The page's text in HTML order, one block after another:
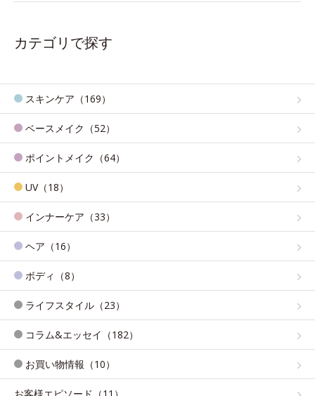
カテゴリで探す
スキンケア（169）
ベースメイク（52）
ポイントメイク（64）
UV（18）
インナーケア（33）
ヘア（16）
ボディ（8）
ライフスタイル（23）
コラム&エッセイ（182）
お買い物情報（10）